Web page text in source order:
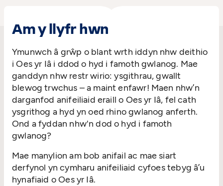
Am y llyfr hwn
Ymunwch â grŵp o blant wrth iddyn nhw deithio
i Oes yr Iâ i ddod o hyd i famoth gwlanog. Mae
ganddyn nhw restr wirio: ysgithrau, gwallt
blewog trwchus – a maint enfawr! Maen nhw’n
darganfod anifeiliaid eraill o Oes yr Iâ, fel cath
ysgrithog a hyd yn oed rhino gwlanog anferth.
Ond a fyddan nhw'n dod o hyd i famoth
gwlanog?
Mae manylion am bob anifail ac mae siart
derfynol yn cymharu anifeiliaid cyfoes tebyg â’u
hynafiaid o Oes yr Iâ.